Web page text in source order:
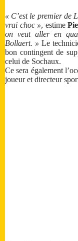
« C’est le premier de
vrai choc », estime
on veut aller en
Bollaert. » Le
bon contingent de
celui de Sochaux.
Ce sera également
joueur et directeur